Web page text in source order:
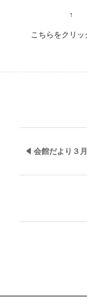
↑
こちらをクリック
会館だより３